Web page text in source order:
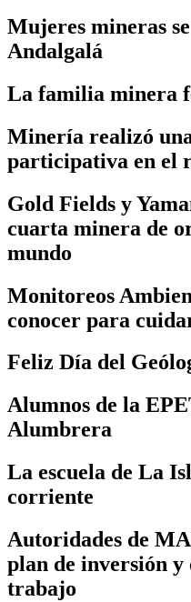
Mujeres mineras
Andalgalá
La familia minera
Minería realizó
participativa en el
Gold Fields y
cuarta minera de
mundo
Monitoreos
conocer para
Feliz Día del
Alumnos de la
Alumbrera
La escuela de La
corriente
Autoridades de
plan de inversión y
trabajo